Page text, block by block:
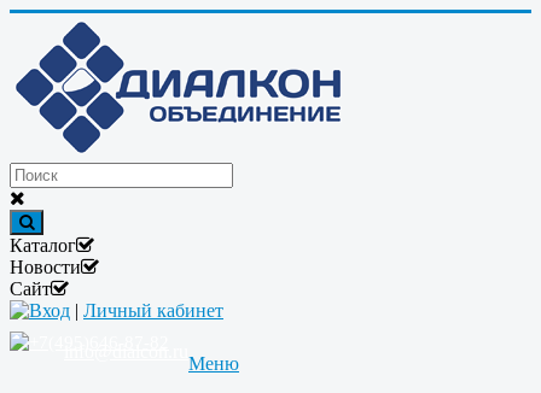
Каталог
Новости
Сайт
Вход | Личный кабинет
Меню